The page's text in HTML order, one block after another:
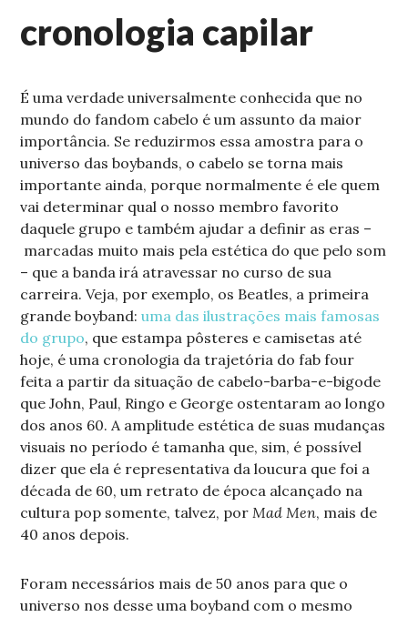
cronologia capilar
É uma verdade universalmente conhecida que no
mundo do fandom cabelo é um assunto da maior
importância. Se reduzirmos essa amostra para o
universo das boybands, o cabelo se torna mais
importante ainda, porque normalmente é ele quem
vai determinar qual o nosso membro favorito
daquele grupo e também ajudar a definir as eras –
marcadas muito mais pela estética do que pelo som
– que a banda irá atravessar no curso de sua
carreira. Veja, por exemplo, os Beatles, a primeira
grande boyband:uma das ilustrações mais famosas
do grupo, que estampa pôsteres e camisetas até
hoje, é uma cronologia da trajetória do fab four
feita a partir da situação de cabelo-barba-e-bigode
que John, Paul, Ringo e George ostentaram ao longo
dos anos 60. A amplitude estética de suas mudanças
visuais no período é tamanha que, sim, é possível
dizer que ela é representativa da loucura que foi a
década de 60, um retrato de época alcançado na
cultura pop somente, talvez, porMad Men, mais de
40 anos depois.
Foram necessários mais de 50 anos para que o
universo nos desse uma boyband com o mesmo